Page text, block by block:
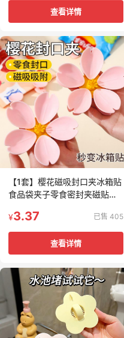
查看详情
【1套】樱花磁吸封口夹冰箱贴
食品袋夹子零食密封夹磁贴个
¥3.37 已售 405
查看详情